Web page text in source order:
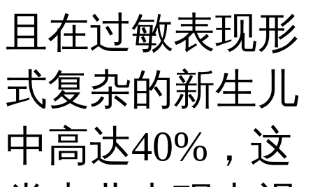
且在过敏表现形
式复杂的新生儿
中高达40%，这